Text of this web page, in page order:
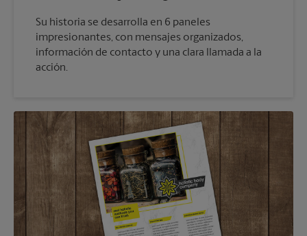
Su historia se desarrolla en 6 paneles
impresionantes, con mensajes organizados,
información de contacto y una clara llamada a la
acción.